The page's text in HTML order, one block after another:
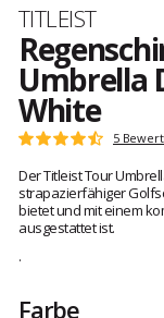
Marke
TITLEIST
Umbrella
White
Note:
von
5
5
Der Titleist Tour
strapazierfähiger
bietet und mit einem
ausgestattet ist.
.
Farbe